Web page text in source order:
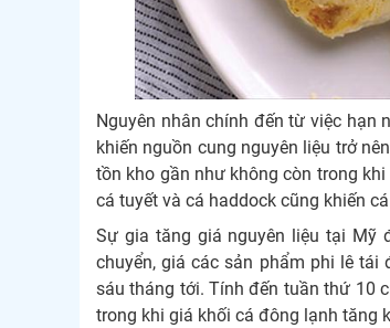
Nguyên nhân chính đến từ việc hạn
khiến nguồn cung nguyên liệu trở
tồn kho gần như không còn trong
cá tuyết và cá haddock cũng khiến
Sự gia tăng giá nguyên liệu tại Mỹ
chuyển, giá các sản phẩm phi lê
sáu tháng tới. Tính đến tuần thứ 10
trong khi giá khối cá đông lạnh tăng